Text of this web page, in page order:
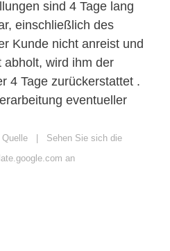
sind 4 Tage lang
einschließlich des
Kunde nicht anreist und
abholt, wird ihm der
4 Tage zurückerstattet .
eventueller
| Sehen Sie sich die
an